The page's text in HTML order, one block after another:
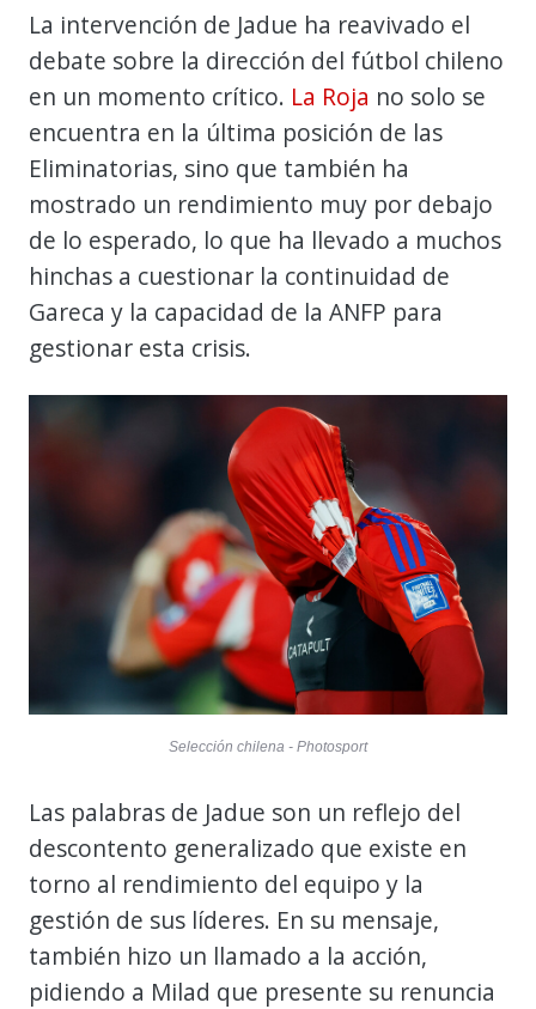
La intervención de Jadue ha reavivado el
debate sobre la dirección del fútbol chileno
en un momento crítico. La Roja no solo se
encuentra en la última posición de las
Eliminatorias, sino que también ha
mostrado un rendimiento muy por debajo
de lo esperado, lo que ha llevado a muchos
hinchas a cuestionar la continuidad de
Gareca y la capacidad de la ANFP para
gestionar esta crisis.
Selección chilena - Photosport
Las palabras de Jadue son un reflejo del
descontento generalizado que existe en
torno al rendimiento del equipo y la
gestión de sus líderes. En su mensaje,
también hizo un llamado a la acción,
pidiendo a Milad que presente su renuncia